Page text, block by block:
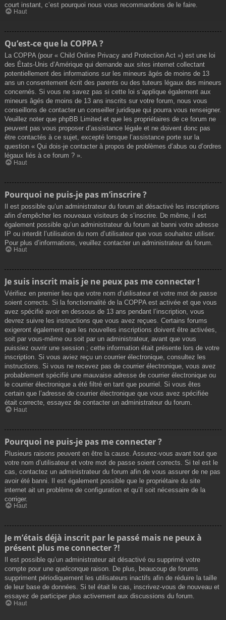
court instant, c’est pourquoi nous vous recommandons de le faire.
Haut
Qu’est-ce que la COPPA ?
La COPPA (pour « Child Online Privacy and Protection Act ») est une loi
des États-Unis d’Amérique qui demande aux sites internet collectant
potentiellement des informations sur les mineurs âgés de moins de 13
ans un consentement écrit des parents ou des tuteurs légaux des mineurs
concernés. Si vous ne savez pas si cette loi s’applique également aux
mineurs âgés de moins de 13 ans inscrits sur votre forum, nous vous
conseillons de contacter un conseiller juridique qui pourra vous renseigner.
Veuillez noter que phpBB Limited et que les propriétaires de ce forum ne
peuvent pas vous proposer d’assistance légale et ne doivent donc pas
être contactés à ce sujet, excepté lorsque l’assistance porte sur la
question « Qui dois-je contacter à propos de problèmes d’abus ou d’ordres
légaux liés à ce forum ? ».
Haut
Pourquoi ne puis-je pas m’inscrire ?
Il est possible qu’un administrateur du forum ait désactivé les inscriptions
afin d’empêcher les nouveaux visiteurs de s’inscrire. De même, il est
également possible qu’un administrateur du forum ait banni votre adresse
IP ou interdit l’utilisation du nom d’utilisateur que vous souhaitez utiliser.
Pour plus d’informations, veuillez contacter un administrateur du forum.
Haut
Je suis inscrit mais je ne peux pas me connecter !
Vérifiez en premier lieu que votre nom d’utilisateur et votre mot de passe
soient corrects. Si la fonctionnalité de la COPPA est activée et que vous
avez spécifié avoir en dessous de 13 ans pendant l’inscription, vous
devrez suivre les instructions que vous avez reçues. Certains forums
exigeront également que les nouvelles inscriptions doivent être activées,
soit par vous-même ou soit par un administrateur, avant que vous
puissiez ouvrir une session ; cette information était présente lors de votre
inscription. Si vous aviez reçu un courrier électronique, consultez les
instructions. Si vous ne recevez pas de courrier électronique, vous avez
probablement spécifié une mauvaise adresse de courrier électronique ou
le courrier électronique a été filtré en tant que pourriel. Si vous êtes
certain que l’adresse de courrier électronique que vous avez spécifiée
était correcte, essayez de contacter un administrateur du forum.
Haut
Pourquoi ne puis-je pas me connecter ?
Plusieurs raisons peuvent en être la cause. Assurez-vous avant tout que
votre nom d’utilisateur et votre mot de passe soient corrects. Si tel est le
cas, contactez un administrateur du forum afin de vous assurer de ne pas
avoir été banni. Il est également possible que le propriétaire du site
internet ait un problème de configuration et qu’il soit nécessaire de la
corriger.
Haut
Je m’étais déjà inscrit par le passé mais ne peux à
présent plus me connecter ?!
Il est possible qu’un administrateur ait désactivé ou supprimé votre
compte pour une quelconque raison. De plus, beaucoup de forums
suppriment périodiquement les utilisateurs inactifs afin de réduire la taille
de leur base de données. Si tel était le cas, inscrivez-vous de nouveau et
essayez de participer plus activement aux discussions du forum.
Haut